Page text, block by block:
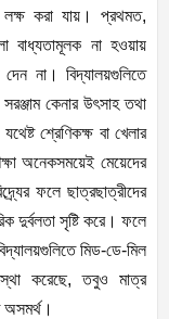
লক্ষ করা যায়। প্রথমত,
বাধ্যতামূলক না হওয়ায়
না। বিদ্যালয়গুলিতে
সরঞ্জাম কেনার উৎসাহ তথা
শ্রেণিকক্ষ বা খেলার
অনেকসময়েই মেয়েদের
ফলে ছাত্রছাত্রীদের
দুর্বলতা সৃষ্টি করে। ফলে
মিড-ডে-মিল
করেছে, তবুও মাত্র
অসমর্থ।